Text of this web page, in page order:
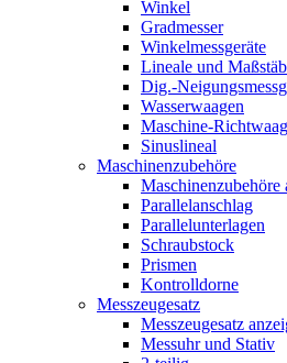
Winkel
Gradmesser
Winkelmessgeräte
Lineale und
Dig.-
Wasserwaagen
Maschine-
Sinuslineal
Maschinenzubehöre
Maschinenzubehöre
Parallelanschlag
Parallelunterlagen
Schraubstock
Prismen
Kontrolldorne
Messzeugesatz
Messzeugesatz
Messuhr und Stativ